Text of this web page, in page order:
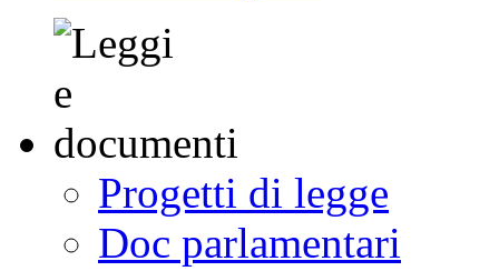
Progetti di legge
Doc parlamentari